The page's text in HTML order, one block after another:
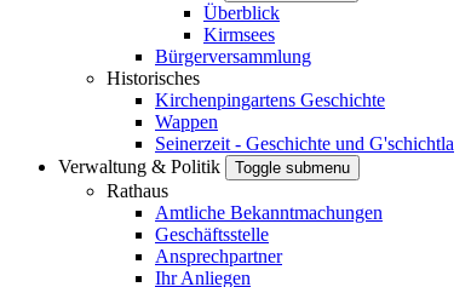
Überblick
Kirmsees
Bürgerversammlung
Historisches
Kirchenpingartens Geschichte
Wappen
Seinerzeit - Geschichte und G'schichtla
Verwaltung & Politik
Toggle submenu
Rathaus
Amtliche Bekanntmachungen
Geschäftsstelle
Ansprechpartner
Ihr Anliegen